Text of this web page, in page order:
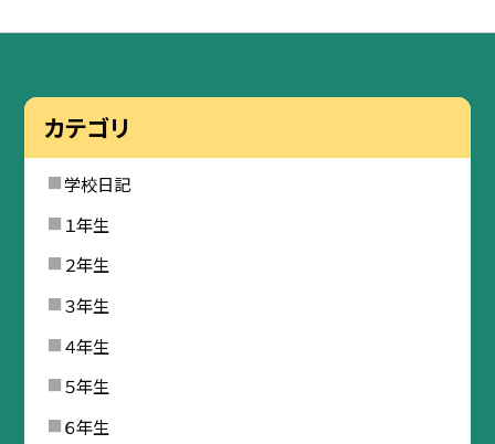
カテゴリ
学校日記
１年生
２年生
３年生
４年生
５年生
６年生